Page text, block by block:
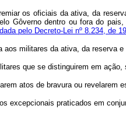
os oficiais da ativa, da
Gôverno dentro ou fora do
pelo Decreto-Lei nº 8.234, de
aos militares da ativa, da reserva
que se distinguirem em ação,
atos de bravura ou
excepcionais praticados em